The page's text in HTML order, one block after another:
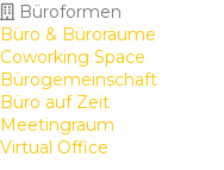
Büroformen
Büro & Büroräume
Coworking Space
Bürogemeinschaft
Büro auf Zeit
Meetingraum
Virtual Office